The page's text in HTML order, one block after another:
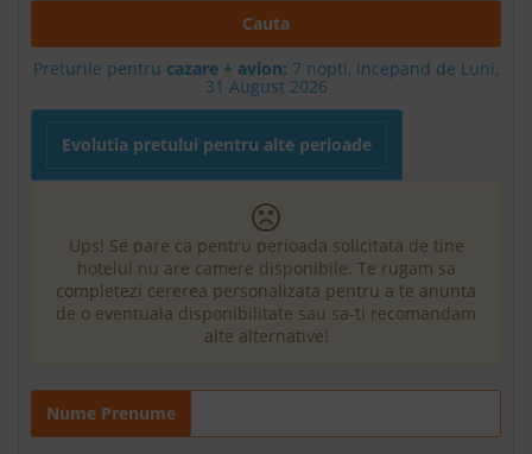
Cauta
Preturile pentru cazare + avion: 7 nopti, incepand de Luni,
31 August 2026
Evolutia pretului pentru alte perioade
Ups! Se pare ca pentru perioada solicitata de tine
hotelul nu are camere disponibile. Te rugam sa
completezi cererea personalizata pentru a te anunta
de o eventuala disponibilitate sau sa-ti recomandam
alte alternative!
Nume Prenume